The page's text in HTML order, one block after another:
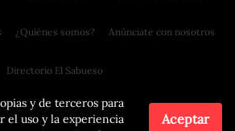
y de terceros para
el uso y la experiencia
Aceptar
¿Quiénes somos?
Directorio El Sabueso
Anúnciate con nosotros